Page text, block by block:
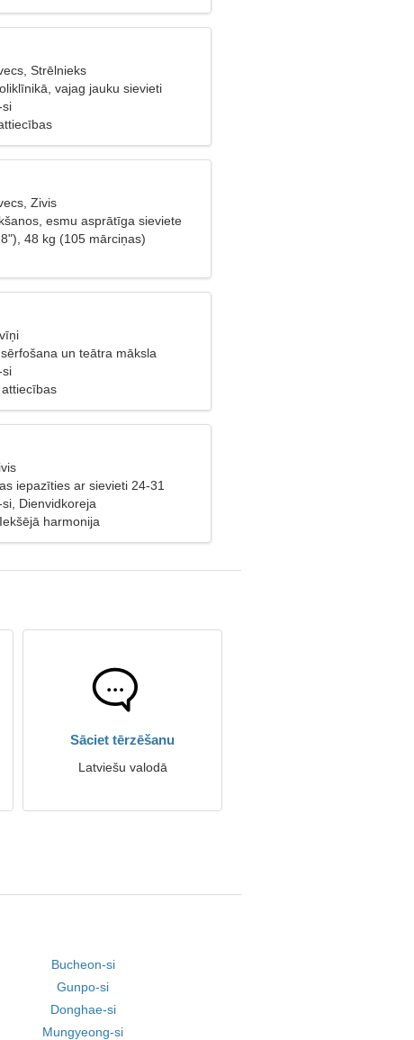
Strēlnieks
vajag jauku sievieti
si
Zivis
esmu asprātīga sieviete
48 kg (105 mārciņas)
un teātra māksla
si
iepazīties ar sievieti 24-31
Dienvidkoreja
harmonija
Sāciet tērzēšanu
Latviešu valodā
Bucheon-si
Gunpo-si
Donghae-si
Mungyeong-si